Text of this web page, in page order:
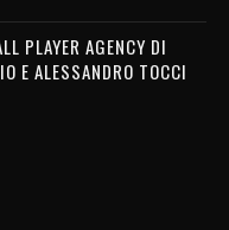
PLAYER AGENCY DI
E ALESSANDRO TOCCI